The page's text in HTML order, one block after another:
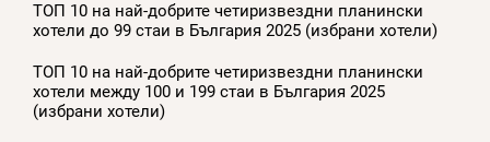
ТОП 10 на най-добрите четиризвездни планински
хотели до 99 стаи в България 2025 (избрани хотели)
ТОП 10 на най-добрите четиризвездни планински
хотели между 100 и 199 стаи в България 2025
(избрани хотели)